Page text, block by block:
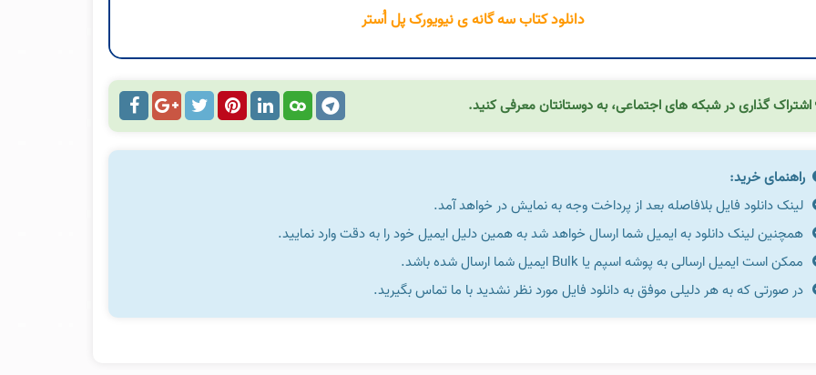
دانلود کتاب سه گانه ی نیویورک پل اُستر
اشتراک گذاری در شبکه های اجتماعی، به دوستانتان معرفی کنید.
راهنمای خرید:
لینک دانلود فایل بلافاصله بعد از پرداخت وجه به نمایش در خواهد آمد.
همچنین لینک دانلود به ایمیل شما ارسال خواهد شد به همین دلیل ایمیل خود را به دقت وارد نمایید.
ممکن است ایمیل ارسالی به پوشه اسپم یا Bulk ایمیل شما ارسال شده باشد.
در صورتی که به هر دلیلی موفق به دانلود فایل مورد نظر نشدید با ما تماس بگیرید.